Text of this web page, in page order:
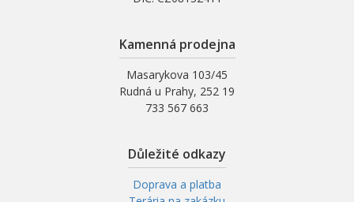
Kamenná prodejna
Masarykova 103/45
Rudná u Prahy, 252 19
733 567 663
Důležité odkazy
Doprava a platba